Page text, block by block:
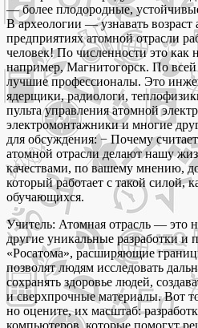
— более плодородные,
В археологии — узнавать возраст
предприятиях атомной отрасли
человек! По численности это как
например, Магнитогорск. По всей
лучшие профессионалы. Это
ядерщики, радиологи,
пульта управления атомной
электромонтажники и многие
для обсуждения: − Почему
атомной отрасли делают нашу
качествами, по вашему мнению,
который работает с такой силой,
обучающихся.
Учитель: Атомная отрасль — это
другие уникальные разработки и
«Росатома», расширяющие
позволят людям исследовать
сохранять здоровье людей,
и сверхпрочные материалы. Вот
но оцените, их масштаб: